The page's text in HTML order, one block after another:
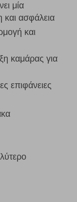
μία
και ασφάλεια
και
καμάρας για
επιφάνειες